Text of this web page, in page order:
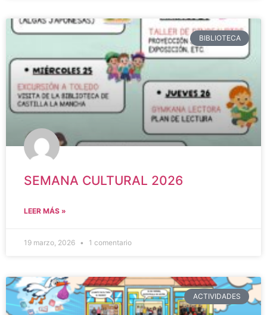
BIBLIOTECA
SEMANA CULTURAL 2026
LEER MÁS »
19 marzo, 2026 1 comentario
ACTIVIDADES